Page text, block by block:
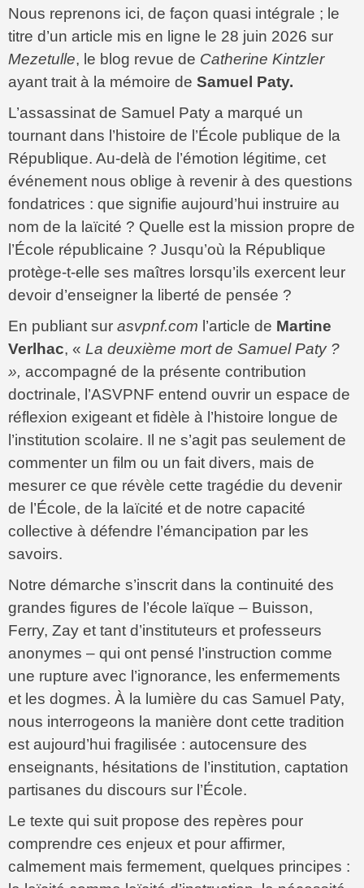
Nous reprenons ici, de façon quasi intégrale ; le
titre d’un article mis en ligne le 28 juin 2026 sur
Mezetulle, le blog revue de Catherine Kintzler
ayant trait à la mémoire de Samuel Paty.
L’assassinat de Samuel Paty a marqué un
tournant dans l’histoire de l’École publique de la
République. Au‑delà de l’émotion légitime, cet
événement nous oblige à revenir à des questions
fondatrices : que signifie aujourd’hui instruire au
nom de la laïcité ? Quelle est la mission propre de
l’École républicaine ? Jusqu’où la République
protège‑t‑elle ses maîtres lorsqu’ils exercent leur
devoir d’enseigner la liberté de pensée ?
En publiant sur asvpnf.com l’article de Martine
Verlhac, « La deuxième mort de Samuel Paty ?
», accompagné de la présente contribution
doctrinale, l’ASVPNF entend ouvrir un espace de
réflexion exigeant et fidèle à l’histoire longue de
l’institution scolaire. Il ne s’agit pas seulement de
commenter un film ou un fait divers, mais de
mesurer ce que révèle cette tragédie du devenir
de l’École, de la laïcité et de notre capacité
collective à défendre l’émancipation par les
savoirs.
Notre démarche s’inscrit dans la continuité des
grandes figures de l’école laïque – Buisson,
Ferry, Zay et tant d’instituteurs et professeurs
anonymes – qui ont pensé l’instruction comme
une rupture avec l’ignorance, les enfermements
et les dogmes. À la lumière du cas Samuel Paty,
nous interrogeons la manière dont cette tradition
est aujourd’hui fragilisée : autocensure des
enseignants, hésitations de l’institution, captation
partisanes du discours sur l’École.
Le texte qui suit propose des repères pour
comprendre ces enjeux et pour affirmer,
calmement mais fermement, quelques principes :